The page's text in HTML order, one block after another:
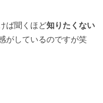
ば聞くほど知りたくない
がしているのですが笑